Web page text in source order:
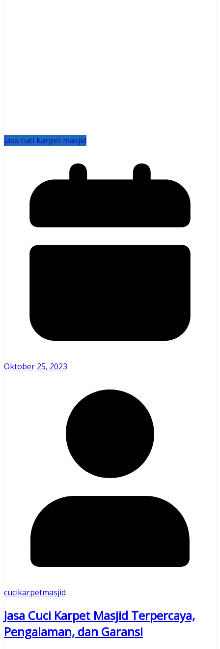
jasa cuci karpet masjid
Oktober 25, 2023
cucikarpetmasjid
Jasa Cuci Karpet Masjid Terpercaya,
Pengalaman, dan Garansi